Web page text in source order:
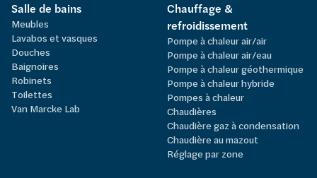
Salle de bains
Meubles
Lavabos et vasques
Douches
Baignoires
Robinets
Toilettes
Van Marcke Lab
Chauffage &
refroidissement
Pompe à chaleur air/air
Pompe à chaleur air/eau
Pompe à chaleur géothermique
Pompe à chaleur hybride
Pompes à chaleur
Chaudières
Chaudière gaz à condensation
Chaudière au mazout
Réglage par zone